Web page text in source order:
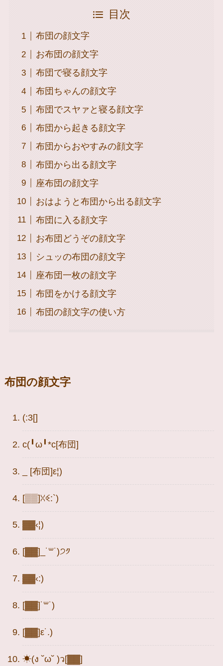
目次
布団の顔文字
お布団の顔文字
布団で寝る顔文字
布団ちゃんの顔文字
布団でスヤァと寝る顔文字
布団から起きる顔文字
布団からおやすみの顔文字
布団から出る顔文字
座布団の顔文字
おはようと布団から出る顔文字
布団に入る顔文字
お布団どうぞの顔文字
シュッの布団の顔文字
座布団一枚の顔文字
布団をかける顔文字
布団の顔文字の使い方
布団の顔文字
(:3[]
c(╹ω╹*c[布団]
_ [布団]ε¦)
[▒▒]ꇤꒊ:`)
▓▓‹¦)
[▓▓]_˙꒳˙)੭༡
▓▓‹:)
[▓▓]˙꒳˙)
[▓▓]ε˙.)
☀(ง ˘ω˘ )ว[▓▓]